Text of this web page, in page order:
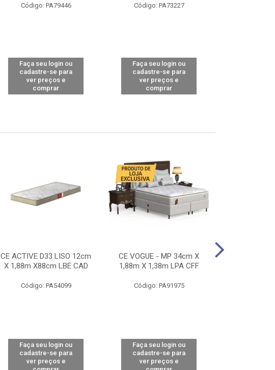
Código: PA79446
Faça seu login ou
cadastre-se para
ver preços e
comprar
Código: PA73227
Faça seu login ou
cadastre-se para
ver preços e
comprar
CE ACTIVE D33 LISO 12cm
X 1,88m X88cm LBE CAD
Código: PA54099
Faça seu login ou
cadastre-se para
ver preços e
CE VOGUE - MP 34cm X
1,88m X 1,38m LPA CFF
Código: PA91975
Faça seu login ou
cadastre-se para
ver preços e